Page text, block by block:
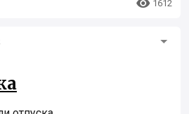
 1612